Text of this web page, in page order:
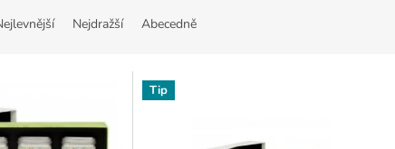
Nejdražší Abecedně
Tip